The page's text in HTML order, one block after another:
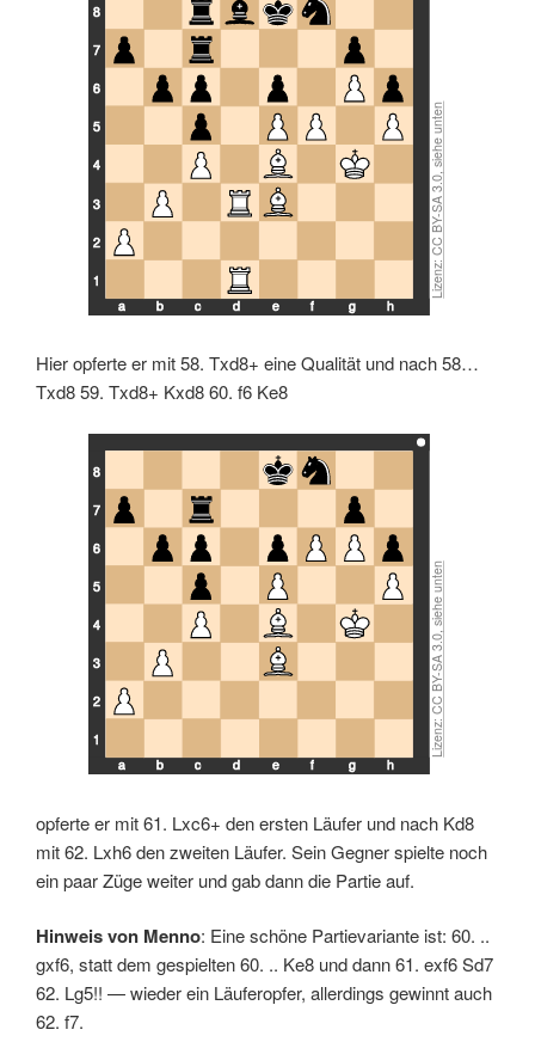
8
7
6
5
4
3
2
1
a
b c d e f g h
Hier opferte er mit 58. Txd8+ eine Qualität und nach 58…
Txd8 59. Txd8+ Kxd8 60. f6 Ke8
8
7
6
5
4
3
2
1
a
b c d e f g h
Lizenz: CC BY-SA 3.0, siehe unten
opferte er mit 61. Lxc6+ den ersten Läufer und nach Kd8
mit 62. Lxh6 den zweiten Läufer. Sein Gegner spielte noch
ein paar Züge weiter und gab dann die Partie auf.
Hinweis von Menno: Eine schöne Partievariante ist: 60. ..
gxf6, statt dem gespielten 60. .. Ke8 und dann 61. exf6 Sd7
62. Lg5!! — wieder ein Läuferopfer, allerdings gewinnt auch
62. f7.